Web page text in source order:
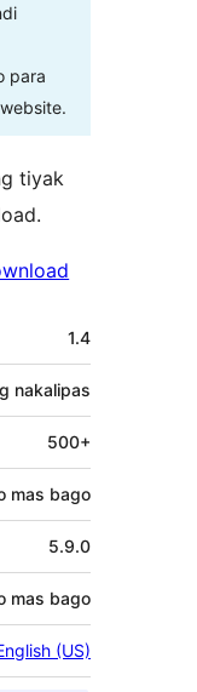
para
tiyak
1.4
nakalipas
500+
mas bago
5.9.0
mas bago
(US)